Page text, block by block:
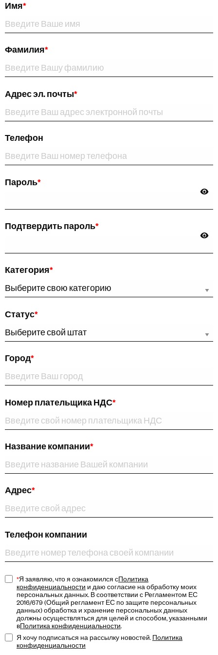
Имя*
Фамилия*
Адрес эл. почты*
Телефон
Пароль*
Подтвердить пароль*
Категория*
Статус*
Город*
Номер плательщика НДС*
Название компании*
Адрес*
Телефон компании
*Я заявляю, что я ознакомился сПолитика
конфиденциальности и даю согласие на обработку моих
персональных данных. В соответствии с Регламентом ЕС
2016/679 (Общий регламент ЕС по защите персональных
данных) обработка и хранение персональных данных
должны осуществляться для целей и способом, указанными
вПолитика конфиденциальности.
Я хочу подписаться на рассылку новостей. Политика
конфиденциальности